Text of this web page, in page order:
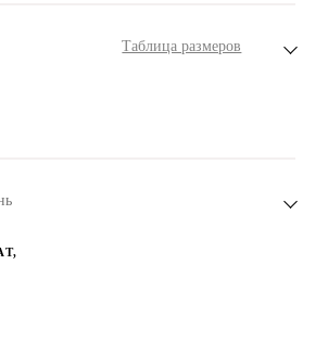
Таблица размеров